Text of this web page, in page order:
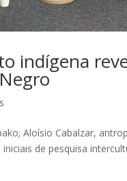
indígena
Aloísio Cabalzar,
de pesquisa